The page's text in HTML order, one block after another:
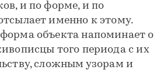
и по форме, и по
именно к этому.
объекта напоминает о
того периода с их
сложным узорам и